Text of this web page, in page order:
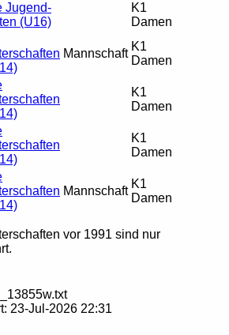
Jugend-
(U16)
K1
Damen
Mannschaft
K1
Damen
K1
Damen
K1
Damen
Mannschaft
K1
Damen
vor 1991 sind nur
23-Jul-2026 22:31